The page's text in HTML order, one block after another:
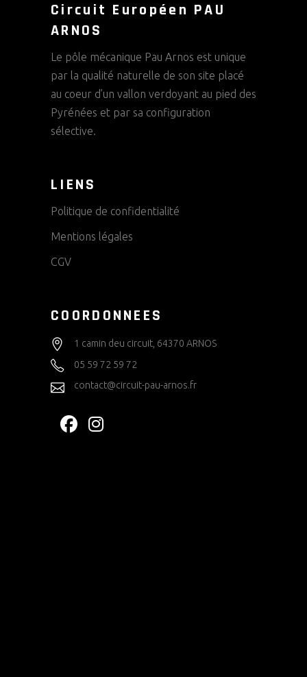
Circuit Européen PAU
ARNOS
Le pôle mécanique Pau Arnos est unique
par la qualité naturelle de son site placé
au coeur d’un vallon verdoyant au pied des
Pyrénées et par sa configuration
sélective.
LIENS
Politique de confidentialité
Mentions légales
CGV
COORDONNEES
1 camin deu circuit, 64370 ARNOS
05 59 72 59 72
contact@circuit-pau-arnos.fr